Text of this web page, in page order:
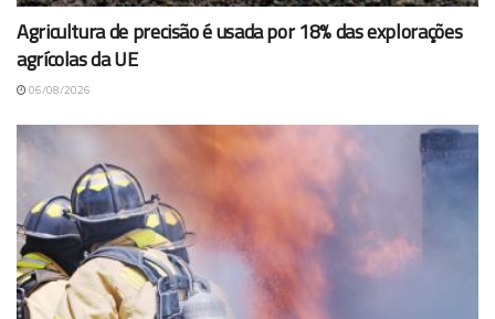
Agricultura de precisão é usada por 18% das explorações
agrícolas da UE
06/08/2026